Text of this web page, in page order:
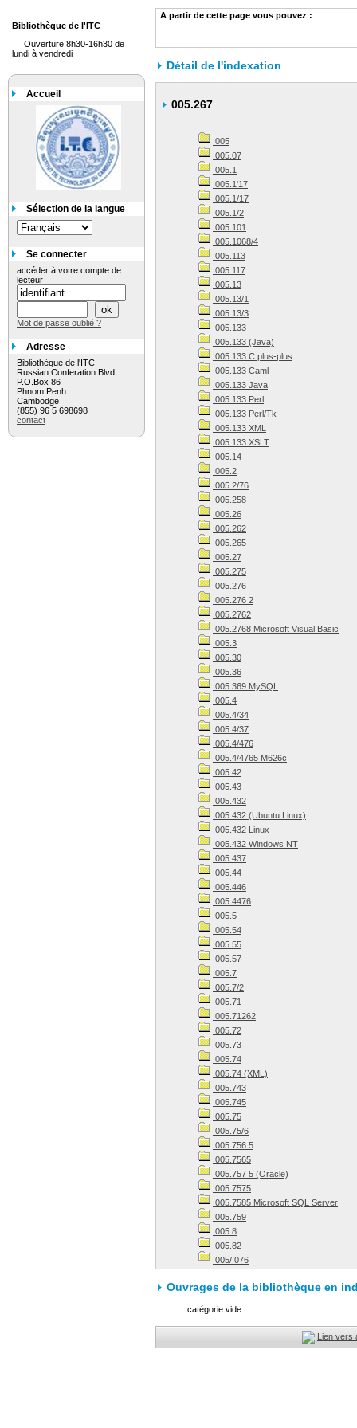
A partir de cette page vous pouvez :
Détail de l'indexation
005.267
005
005.07
005.1
005.1'17
005.1/17
005.1/2
005.101
005.1068/4
005.113
005.117
005.13
005.13/1
005.13/3
005.133
005.133 (Java)
005.133 C plus-plus
005.133 Caml
005.133 Java
005.133 Perl
005.133 Perl/Tk
005.133 XML
005.133 XSLT
005.14
005.2
005.2/76
005.258
005.26
005.262
005.265
005.27
005.275
005.276
005.276 2
005.2762
005.2768 Microsoft Visual Basic
005.3
005.30
005.36
005.369 MySQL
005.4
005.4/34
005.4/37
005.4/476
005.4/4765 M626c
005.42
005.43
005.432
005.432 (Ubuntu Linux)
005.432 Linux
005.432 Windows NT
005.437
005.44
005.446
005.4476
005.5
005.54
005.55
005.57
005.7
005.7/2
005.71
005.71262
005.72
005.73
005.74
005.74 (XML)
005.743
005.745
005.75
005.75/6
005.756 5
005.7565
005.757 5 (Oracle)
005.7575
005.7585 Microsoft SQL Server
005.759
005.8
005.82
005/.076
Ouvrages de la bibliothèque en
catégorie vide
Lien vers
Bibliothèque de l'ITC
Ouverture:8h30-16h30 de
lundi à vendredi
Accueil
Sélection de la langue
Se connecter
accéder à votre compte de
lecteur
Mot de passe oublié ?
Adresse
Bibliothèque de l'ITC
Russian Conferation Blvd,
P.O.Box 86
Phnom Penh
Cambodge
(855) 96 5 698698
contact